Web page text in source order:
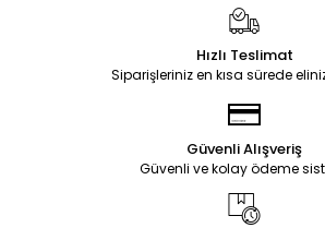
Hızlı Teslimat
Siparişleriniz en kısa sürede
Güvenli Alışveriş
Güvenli ve kolay ödeme